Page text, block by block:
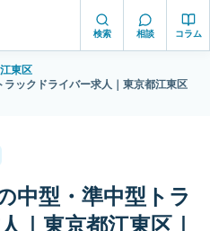
検索 相談 コラム
江東区
ックドライバー求人｜東京都江東区
中型・準中型トラ
｜東京都江東区｜